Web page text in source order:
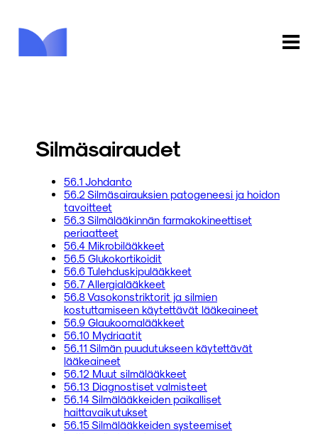
INFO
PALAUTE
Silmäsairaudet
56.1 Johdanto
56.2 Silmäsairauksien patogeneesi ja hoidon
tavoitteet
56.3 Silmälääkinnän farmakokineettiset
periaatteet
56.4 Mikrobilääkkeet
56.5 Glukokortikoidit
56.6 Tulehduskipulääkkeet
56.7 Allergialääkkeet
56.8 Vasokonstriktorit ja silmien
kostuttamiseen käytettävät lääkeaineet
56.9 Glaukoomalääkkeet
56.10 Mydriaatit
56.11 Silmän puudutukseen käytettävät
lääkeaineet
56.12 Muut silmälääkkeet
56.13 Diagnostiset valmisteet
56.14 Silmälääkkeiden paikalliset
haittavaikutukset
56.15 Silmälääkkeiden systeemiset